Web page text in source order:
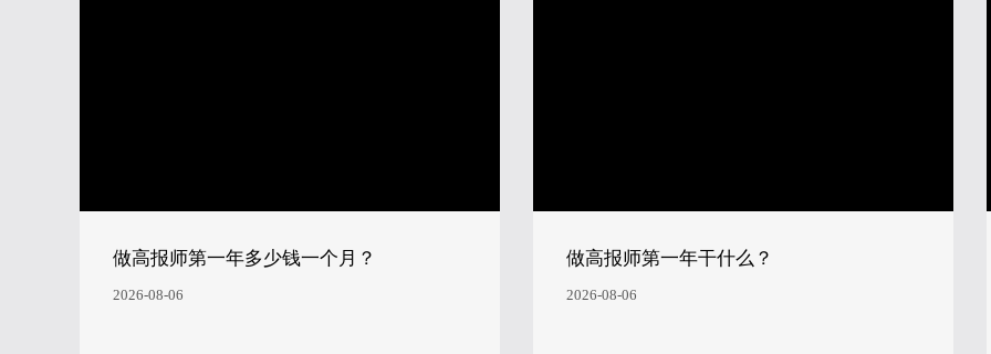
做高报师第一年多少钱一个月？
2026-08-06
做高报师第一年干什么？
2026-08-06